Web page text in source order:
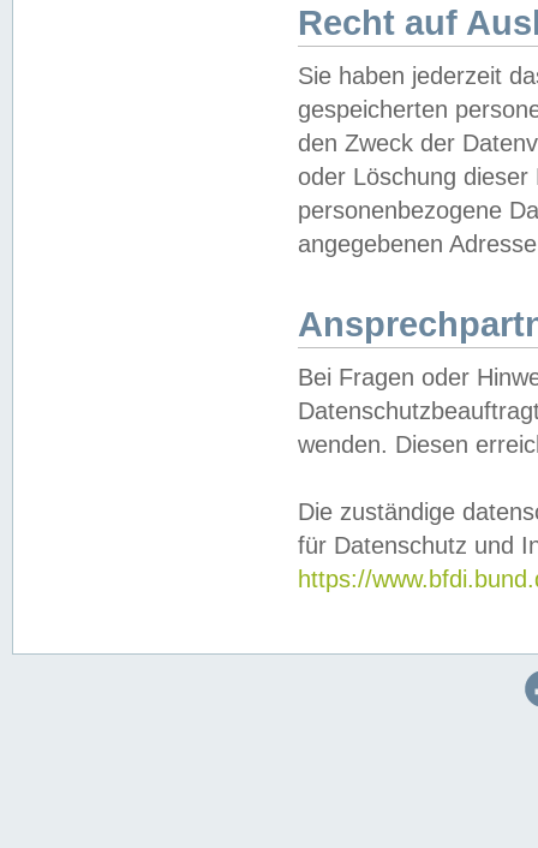
Recht auf
Sie haben jederzeit
gespeicherten
den Zweck der
oder Löschung
personenbezogene
angegebenen
Bei Fragen oder
wenden. Diesen
Die zuständige
für Datenschutz und
https://